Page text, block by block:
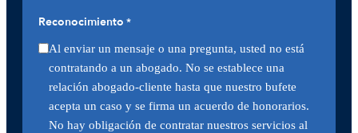
Reconocimiento *
Al enviar un mensaje o una pregunta, usted no está
contratando a un abogado. No se establece una
relación abogado-cliente hasta que nuestro bufete
acepta un caso y se firma un acuerdo de honorarios.
No hay obligación de contratar nuestros servicios al